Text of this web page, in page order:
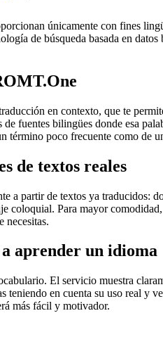
únicamente con fines
de búsqueda basada en
en contexto, que te
fuentes bilingües donde esa
término poco frecuente como de
de textos reales
a partir de textos ya traducidos:
coloquial. Para mayor
necesitas.
aprender un idioma
El servicio muestra
teniendo en cuenta su uso real
más fácil y motivador.